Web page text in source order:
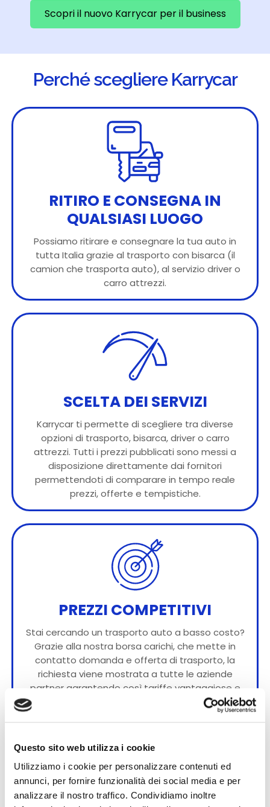
Questo sito web utilizza i cookie
Utilizziamo i cookie per personalizzare contenuti ed
annunci, per fornire funzionalità dei social media e per
analizzare il nostro traffico. Condividiamo inoltre
Scopri il nuovo Karrycar per il business
Perché scegliere Karrycar
RITIRO E CONSEGNA IN
QUALSIASI LUOGO
Possiamo ritirare e consegnare la tua auto in
tutta Italia grazie al trasporto con bisarca (il
camion che trasporta auto), al servizio driver o
carro attrezzi.
SCELTA DEI SERVIZI
Karrycar ti permette di scegliere tra diverse
opzioni di trasporto, bisarca, driver o carro
attrezzi. Tutti i prezzi pubblicati sono messi a
disposizione direttamente dai fornitori
permettendoti di comparare in tempo reale
prezzi, offerte e tempistiche.
PREZZI COMPETITIVI
Stai cercando un trasporto auto a basso costo?
Grazie alla nostra borsa carichi, che mette in
contatto domanda e offerta di trasporto, la
richiesta viene mostrata a tutte le aziende
partner garantendo così tariffe vantaggiose e